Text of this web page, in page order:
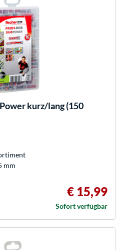
kurz/lang (150
mm
€ 15,99
Sofort verfügbar